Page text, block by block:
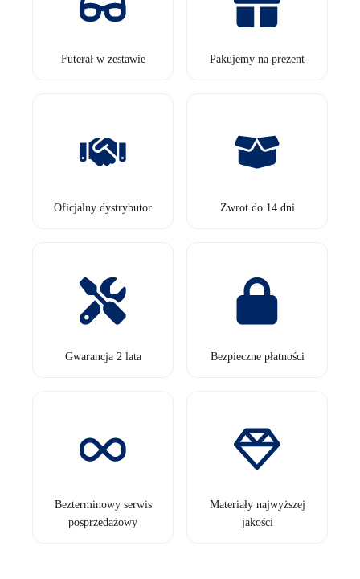
Futerał w zestawie Pakujemy na prezent
Oficjalny dystrybutor Zwrot do 14 dni
Gwarancja 2 lata Bezpieczne płatności
Bezterminowy serwis
posprzedażowy
Materiały najwyższej
jakości